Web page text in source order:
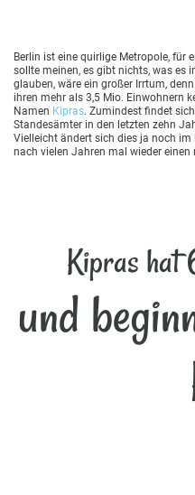
Berlin ist eine quirlige Metropole, für
sollte meinen, es gibt nichts, was es
glauben, wäre ein großer Irrtum,
ihren mehr als 3,5 Mio. Einwohnern
Namen Kipras. Zumindest findet
Standesämter in den letzten zehn
Vielleicht ändert sich dies ja noch
nach vielen Jahren mal wieder
Kipras hat
und